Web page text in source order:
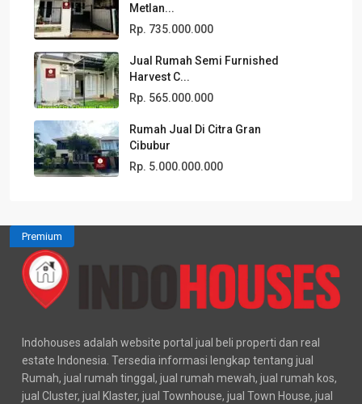
Metlan...
Rp. 735.000.000
Jual Rumah Semi Furnished
Harvest C...
Rp. 565.000.000
Rumah Jual Di Citra Gran
Cibubur
Rp. 5.000.000.000
Premium
Indohouses adalah website portal jual beli properti dan real
estate Indonesia. Tersedia informasi lengkap tentang jual
Rumah, jual rumah tinggal, jual rumah mewah, jual rumah kos,
jual Cluster, jual Klaster, jual Townhouse, jual Town House, jual